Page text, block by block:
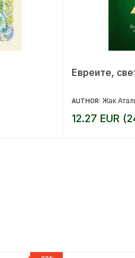
Евреите,
AUTHOR: Жак
12.27 EUR